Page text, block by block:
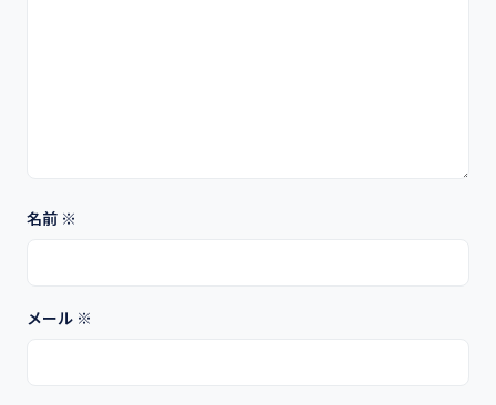
名前 ※
メール ※